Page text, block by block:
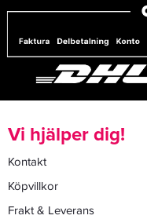
Vi hjälper dig!
Kontakt
Köpvillkor
Frakt & Leverans